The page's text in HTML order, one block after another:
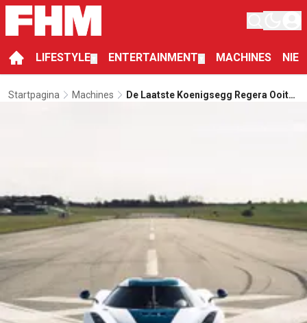
LIFESTYLE ENTERTAINMENT MACHINES
Startpagina Machines
De Laatste Koenigsegg Regera Ooit